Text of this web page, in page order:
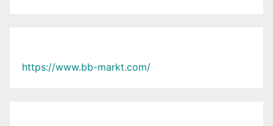
https://www.bb-markt.com/